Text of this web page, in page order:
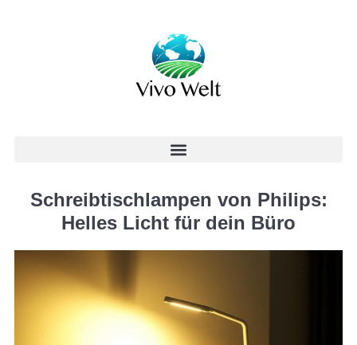
Schreibtischlampen von Philips:
Helles Licht für dein Büro